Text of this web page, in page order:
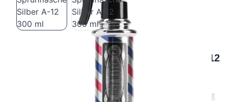
Friseur-/ Barbier-Sprühflasche Silber A-12